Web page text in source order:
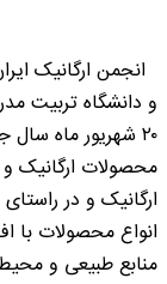
انجمن ارگانیک
و دانشگاه تربیت
۲۰ شهریور ماه
محصولات ارگانیک
ارگانیک و در
انواع محصولات با
منابع طبیعی و